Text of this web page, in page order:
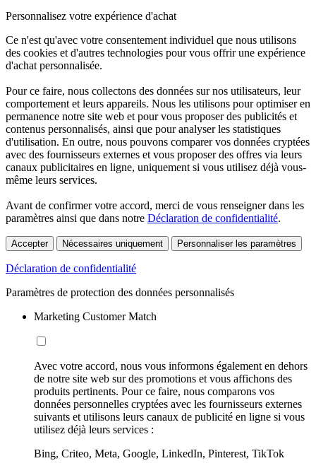
Personnalisez votre expérience d'achat
Ce n'est qu'avec votre consentement individuel que nous utilisons
des cookies et d'autres technologies pour vous offrir une expérience
d'achat personnalisée.
Pour ce faire, nous collectons des données sur nos utilisateurs, leur
comportement et leurs appareils. Nous les utilisons pour optimiser en
permanence notre site web et pour vous proposer des publicités et
contenus personnalisés, ainsi que pour analyser les statistiques
d'utilisation. En outre, nous pouvons comparer vos données cryptées
avec des fournisseurs externes et vous proposer des offres via leurs
canaux publicitaires en ligne, uniquement si vous utilisez déjà vous-
même leurs services.
Avant de confirmer votre accord, merci de vous renseigner dans les
paramètres ainsi que dans notre Déclaration de confidentialité.
Accepter Nécessaires uniquement Personnaliser les paramètres
Déclaration de confidentialité
Paramètres de protection des données personnalisés
Marketing Customer Match
Avec votre accord, nous vous informons également en dehors
de notre site web sur des promotions et vous affichons des
produits pertinents. Pour ce faire, nous comparons vos
données personnelles cryptées avec les fournisseurs externes
suivants et utilisons leurs canaux de publicité en ligne si vous
utilisez déjà leurs services :
Bing, Criteo, Meta, Google, LinkedIn, Pinterest, TikTok